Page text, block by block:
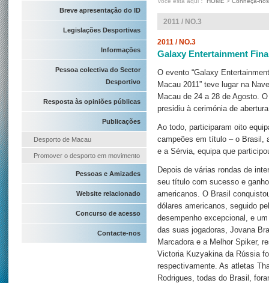
Breve apresentação do ID
Legislações Desportivas
Informações
Pessoa colectiva do Sector
Desportivo
Resposta às opiniões públicas
Publicações
Desporto de Macau
Promover o desporto em movimento
Pessoas e Amizades
Website relacionado
Concurso de acesso
Contacte-nos
2011 / NO.3
2011 / NO.3
Galaxy Entertainment
O evento “Galaxy
Macau 2011” teve lugar na
Macau de 24 a 28 de Agosto.
presidiu à cerimónia de
Ao todo, participaram oito
campeões em título – o Brasil,
e a Sérvia, equipa que
Depois de várias rondas de
seu título com sucesso e
americanos. O Brasil
dólares americanos, seguido
desempenho excepcional, e
das suas jogadoras, Jovana
Marcadora e a Melhor Spiker,
Victoria Kuzyakina da Rússia
respectivamente. As atletas
Rodrigues, todas do Brasil,